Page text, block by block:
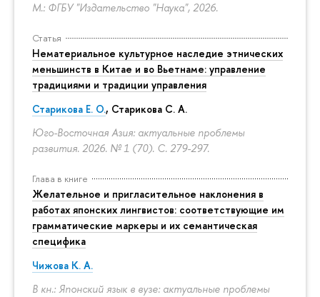
М.: ФГБУ "Издательство "Наука", 2026.
Статья
Нематериальное культурное наследие этнических
меньшинств в Китае и во Вьетнаме: управление
традициями и традиции управления
Старикова Е. О., Старикова С. А.
Юго-Восточная Азия: актуальные проблемы
развития. 2026. № 1 (70). С. 279-297.
Глава в книге
Желательное и пригласительное наклонения в
работах японских лингвистов: соответствующие им
грамматические маркеры и их семантическая
специфика
Чижова К. А.
В кн.: Японский язык в вузе: актуальные проблемы